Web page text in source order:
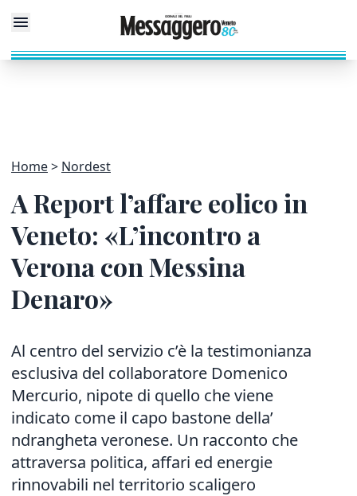
Home Nordest
A Report l’affare eolico in
Veneto: «L’incontro a
Verona con Messina
Denaro»
Al centro del servizio c’è la testimonianza
esclusiva del collaboratore Domenico
Mercurio, nipote di quello che viene
indicato come il capo bastone della’
ndrangheta veronese. Un racconto che
attraversa politica, affari ed energie
rinnovabili nel territorio scaligero